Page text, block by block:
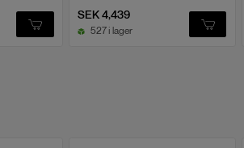
SEK 4,439
527 i lager